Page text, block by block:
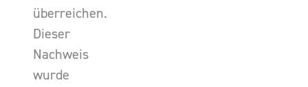
überreichen.
Dieser
Nachweis
wurde